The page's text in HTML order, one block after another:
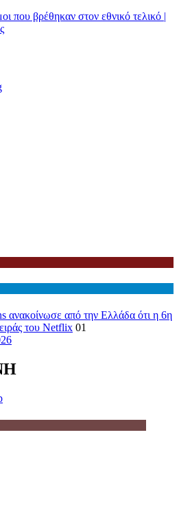
που βρέθηκαν στον εθνικό τελικό |
από την Ελλάδα ότι η 6η
του Netflix 01